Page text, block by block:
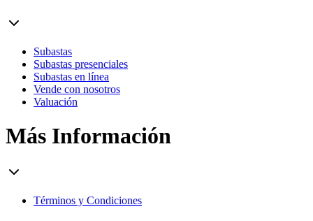
Subastas
Subastas presenciales
Subastas en línea
Vende con nosotros
Valuación
Más Información
Términos y Condiciones